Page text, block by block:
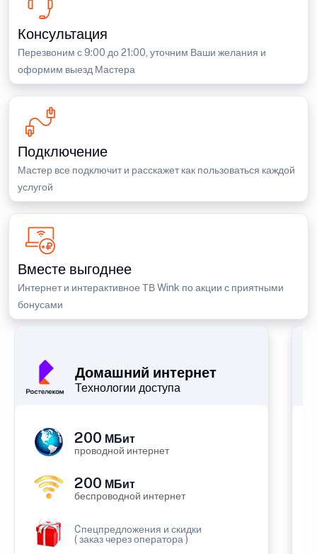
Консультация
Перезвоним с 9:00 до 21:00, уточним Ваши желания и
оформим выезд Мастера
Подключение
Мастер все подключит и расскажет как пользоваться каждой
услугой
Вместе выгоднее
Интернет и интерактивное ТВ Wink по акции с приятными
бонусами
Домашний интернет
Технологии доступа
200 МБит
проводной интернет
200 МБит
беспроводной интернет
Cпецпредложения и скидки
( заказ через оператора )